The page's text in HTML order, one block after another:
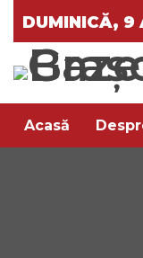
DUMINICĂ, 9
Acasă